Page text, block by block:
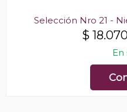
Selección Nro 21 -
$
En